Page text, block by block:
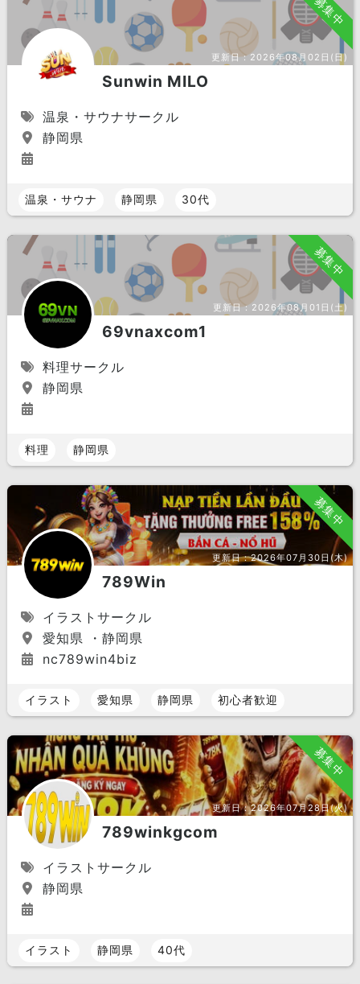
募集中
更新日：2026年08月02日(日)
Sunwin MILO
温泉・サウナサークル
静岡県
温泉・サウナ 静岡県 30代
募集中
更新日：2026年08月01日(土)
69vnaxcom1
料理サークル
静岡県
料理 静岡県
募集中
更新日：2026年07月30日(木)
789Win
イラストサークル
愛知県 ・静岡県
nc789win4biz
イラスト 愛知県 静岡県 初心者歓迎
募集中
更新日：2026年07月28日(火)
789winkgcom
イラストサークル
静岡県
イラスト 静岡県 40代